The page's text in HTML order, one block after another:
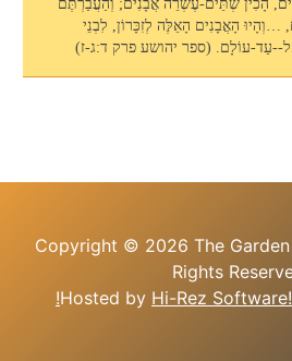
הָכִין שְׁתֵּים-עֶשְׂרֵה אֲבָנִים; וְהַעֲבַרְתֶּם
…וְהָיוּ הָאֲבָנִים הָאֵלֶּה לְזִכָּרוֹן, לִבְנֵי
עַד-עוֹלָם. (ספר יהושע פרק ד:ג-ז)
Copyright © 2026 The
Rights
Hosted by Hi-Rez Software!